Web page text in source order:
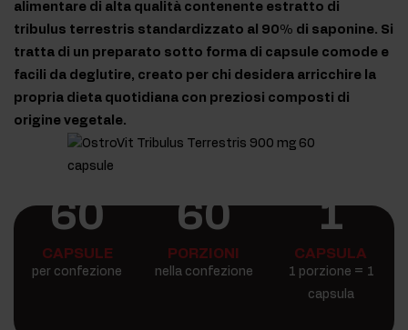
alimentare di alta qualità contenente estratto di
tribulus terrestris standardizzato al 90% di saponine. Si
tratta di un preparato sotto forma di capsule comode e
facili da deglutire, creato per chi desidera arricchire la
propria dieta quotidiana con preziosi composti di
origine vegetale.
60
CAPSULE
per confezione
60
PORZIONI
nella confezione
1
CAPSULA
1 porzione = 1
capsula